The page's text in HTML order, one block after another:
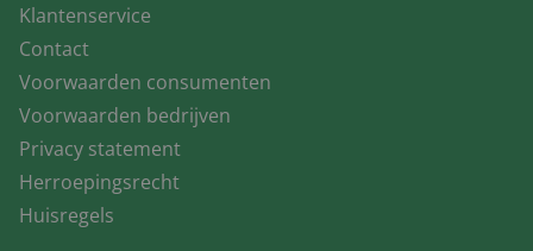
Klantenservice
Contact
Voorwaarden consumenten
Voorwaarden bedrijven
Privacy statement
Herroepingsrecht
Huisregels